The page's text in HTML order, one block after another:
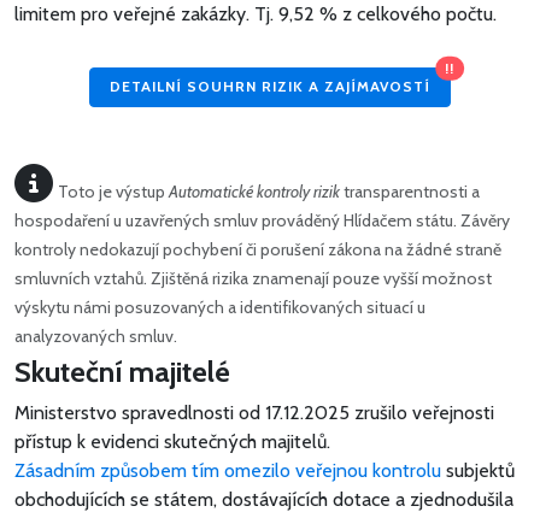
limitem pro veřejné zakázky. Tj. 9,52 % z celkového počtu.
DETAILNÍ SOUHRN RIZIK A ZAJÍMAVOSTÍ
!!
Toto je výstupAutomatické kontroly riziktransparentnosti a
hospodaření u uzavřených smluv prováděný Hlídačem státu. Závěry
kontroly nedokazují pochybení či porušení zákona na žádné straně
smluvních vztahů. Zjištěná rizika znamenají pouze vyšší možnost
výskytu námi posuzovaných a identifikovaných situací u
analyzovaných smluv.
Skuteční majitelé
Ministerstvo spravedlnosti od 17.12.2025 zrušilo veřejnosti
přístup k evidenci skutečných majitelů.
Zásadním způsobem tím omezilo veřejnou kontrolu subjektů
obchodujících se státem, dostávajících dotace a zjednodušila